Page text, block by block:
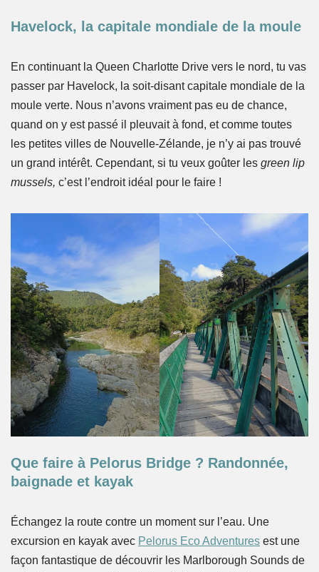
Havelock, la capitale mondiale de la moule
En continuant la Queen Charlotte Drive vers le nord, tu vas
passer par Havelock, la soit-disant capitale mondiale de la
moule verte. Nous n’avons vraiment pas eu de chance,
quand on y est passé il pleuvait à fond, et comme toutes
les petites villes de Nouvelle-Zélande, je n’y ai pas trouvé
un grand intérêt. Cependant, si tu veux goûter les green lip
mussels, c’est l’endroit idéal pour le faire !
Que faire à Pelorus Bridge ? Randonnée,
baignade et kayak
Échangez la route contre un moment sur l’eau. Une
excursion en kayak avec Pelorus Eco Adventures est une
façon fantastique de découvrir les Marlborough Sounds de